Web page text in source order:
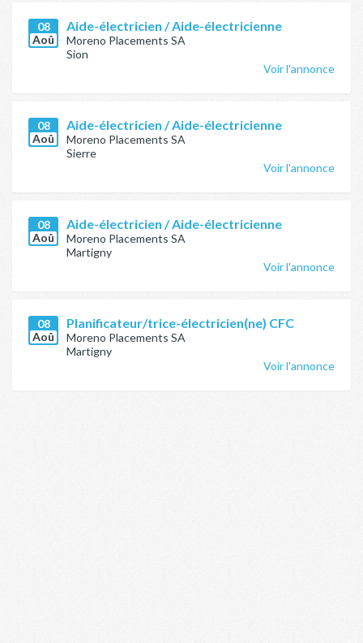
08
Aoû
Aide-électricien / Aide-électricienne
Moreno Placements SA
Sion
Voir l'annonce
08
Aoû
Aide-électricien / Aide-électricienne
Moreno Placements SA
Sierre
Voir l'annonce
08
Aoû
Aide-électricien / Aide-électricienne
Moreno Placements SA
Martigny
Voir l'annonce
08
Aoû
Planificateur/trice-électricien(ne) CFC
Moreno Placements SA
Martigny
Voir l'annonce